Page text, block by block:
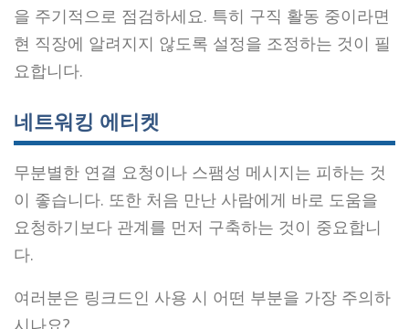
을 주기적으로 점검하세요. 특히 구직 활동 중이라면
현 직장에 알려지지 않도록 설정을 조정하는 것이 필
요합니다.
네트워킹 에티켓
무분별한 연결 요청이나 스팸성 메시지는 피하는 것
이 좋습니다. 또한 처음 만난 사람에게 바로 도움을
요청하기보다 관계를 먼저 구축하는 것이 중요합니
다.
여러분은 링크드인 사용 시 어떤 부분을 가장 주의하
시나요?